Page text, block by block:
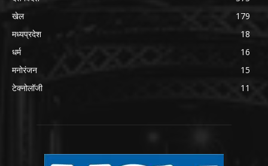
खेल
179
मध्यप्रदेश
18
धर्म
16
मनोरंजन
15
टेक्नोलॉजी
11